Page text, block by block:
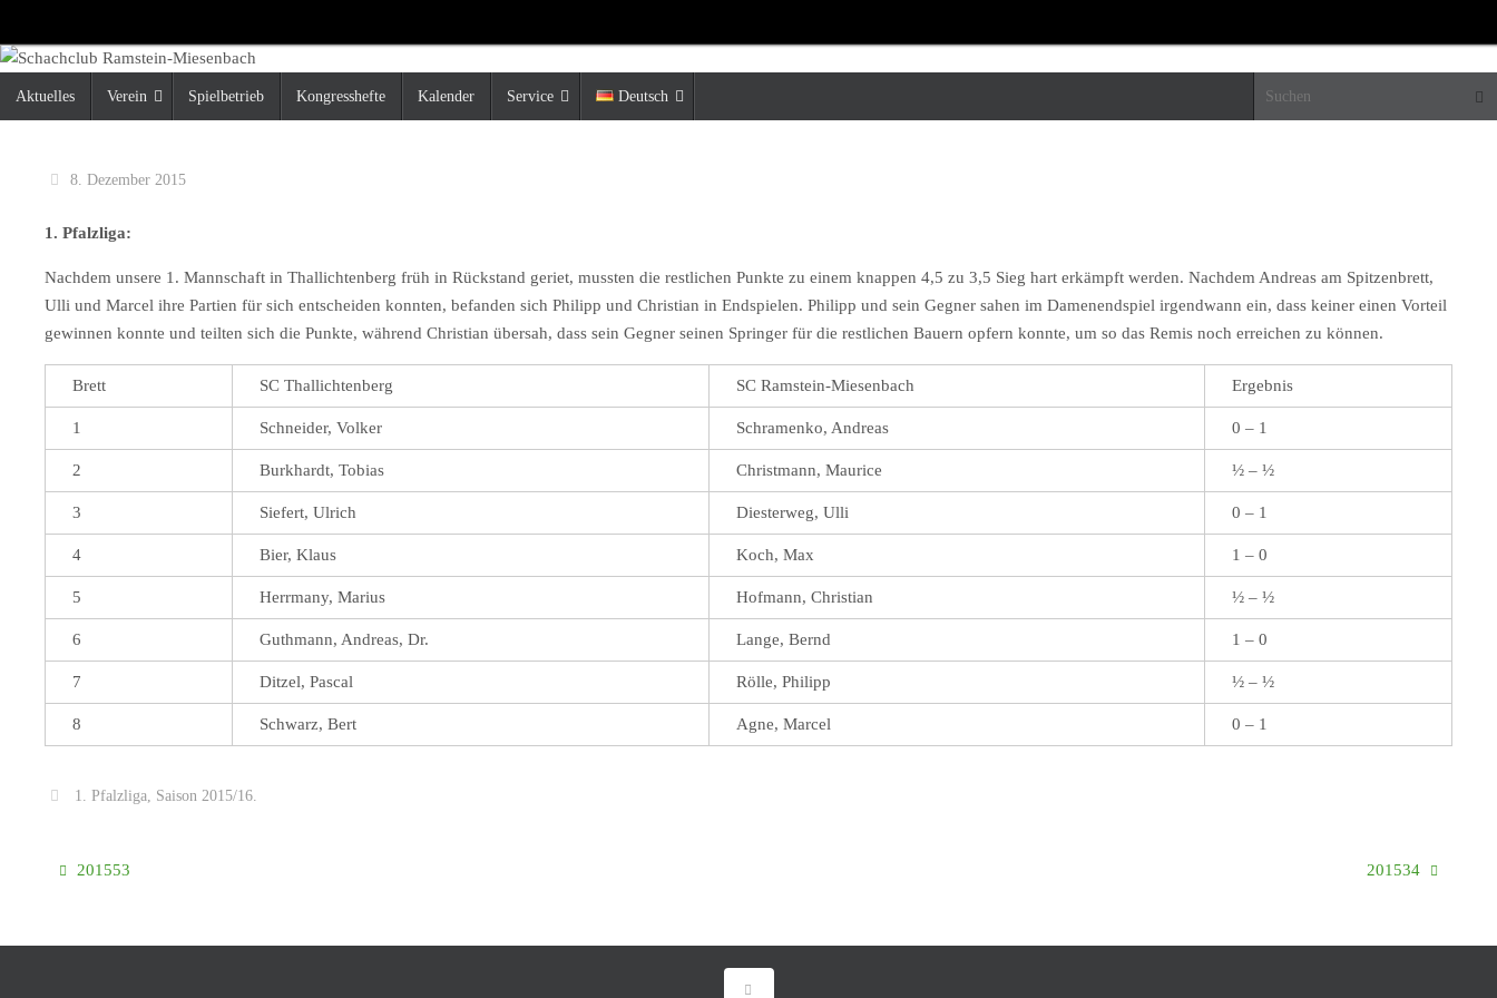
Inhalt
springen
Inhalt
Aktuelles Verein Spielbetrieb Kongresshefte Kalender Service Deutsch
8. Dezember 2015
1. Pfalzliga:
Nachdem unsere 1. Mannschaft in Thallichtenberg früh in Rückstand geriet, mussten die restlichen Punkte zu einem knappen 4,5 zu 3,5 Sieg hart erkämpft werden. Nachdem Andreas am Spitzenbrett,
Ulli und Marcel ihre Partien für sich entscheiden konnten, befanden sich Philipp und Christian in Endspielen. Philipp und sein Gegner sahen im Damenendspiel irgendwann ein, dass keiner einen Vorteil
gewinnen konnte und teilten sich die Punkte, während Christian übersah, dass sein Gegner seinen Springer für die restlichen Bauern opfern konnte, um so das Remis noch erreichen zu können.
Brett SC Thallichtenberg SC Ramstein-Miesenbach Ergebnis
1 Schneider, Volker Schramenko, Andreas 0 – 1
2 Burkhardt, Tobias Christmann, Maurice ½ – ½
3 Siefert, Ulrich Diesterweg, Ulli 0 – 1
4 Bier, Klaus Koch, Max 1 – 0
5 Herrmany, Marius Hofmann, Christian ½ – ½
6 Guthmann, Andreas, Dr. Lange, Bernd 1 – 0
7 Ditzel, Pascal Rölle, Philipp ½ – ½
8 Schwarz, Bert Agne, Marcel 0 – 1
1. Pfalzliga Saison 2015/16.
201553 201534